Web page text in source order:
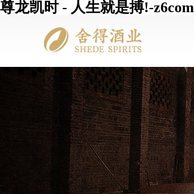
尊龙凯时 - 人生就是搏!-z6com